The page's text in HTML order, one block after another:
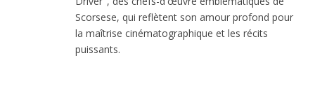
Scorsese, qui reflètent son amour profond pour
la maîtrise cinématographique et les récits
puissants.